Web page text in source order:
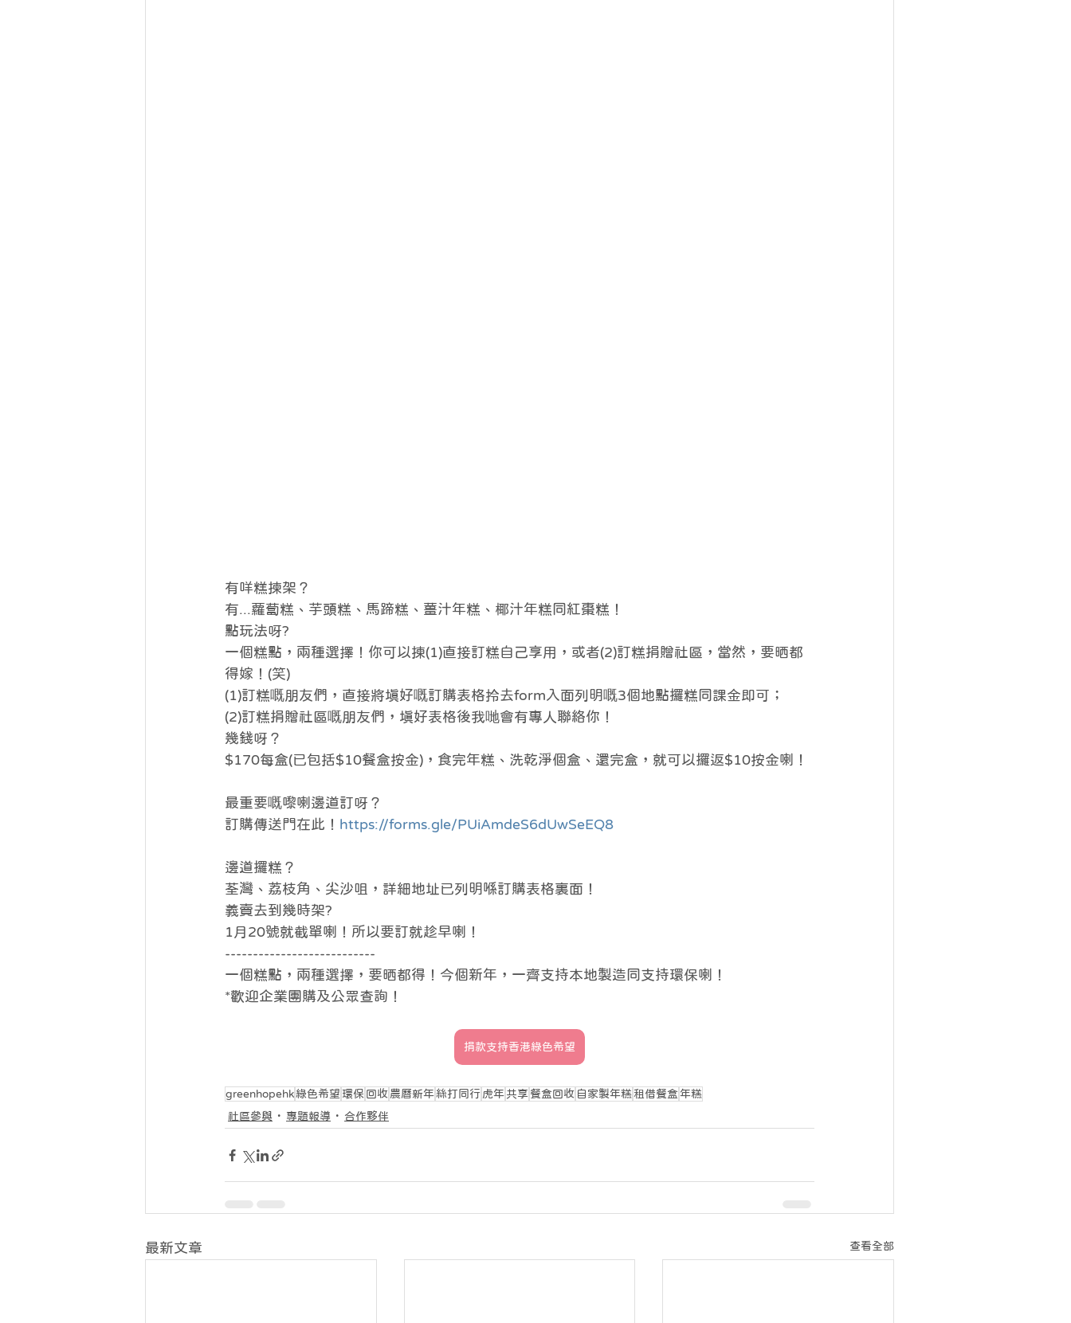
有咩糕揀架？
有...蘿蔔糕、芋頭糕、馬蹄糕、薑汁年糕、椰汁年糕同紅棗糕！
點玩法呀?
一個糕點，兩種選擇！你可以揀(1)直接訂糕自己享用，或者(2)訂糕捐贈社區，當然，要晒都
得嫁！(笑)
(1)訂糕嘅朋友們，直接將填好嘅訂購表格拎去form入面列明嘅3個地點攞糕同課金即可；
(2)訂糕捐贈社區嘅朋友們，填好表格後我哋會有專人聯絡你！
幾錢呀？
$170每盒(已包括$10餐盒按金)，食完年糕、洗乾淨個盒、還完盒，就可以攞返$10按金喇！
最重要嘅嚟喇邊道訂呀？
訂購傳送門在此！ https://forms.gle/PUiAmdeS6dUwSeEQ8
邊道攞糕？
荃灣、荔枝角、尖沙咀，詳細地址已列明喺訂購表格裏面！
義賣去到幾時架?
1月20號就截單喇！所以要訂就趁早喇！
---------------------------
一個糕點，兩種選擇，要晒都得！今個新年，一齊支持本地製造同支持環保喇！
*歡迎企業團購及公眾查詢！
捐款支持香港綠色希望
greenhopehk綠色希望 環保 回收 農曆新年絲打同行 虎年 共享 餐盒回收 自家製年糕租借餐盒年糕
社區參與
專題報導 合作夥伴
最新文章 查看全部